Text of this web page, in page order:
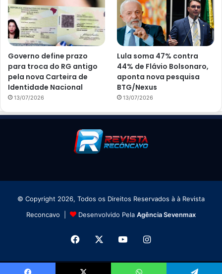
Governo define prazo
para troca do RG antigo
pela nova Carteira de
Identidade Nacional
13/07/2026
Lula soma 47% contra
44% de Flávio Bolsonaro,
aponta nova pesquisa
BTG/Nexus
13/07/2026
© Copyright 2026, Todos os Direitos Reservados à à Revista
Reconcavo |
Desenvolvido Pela Agência Sevenmax
Facebook YouTubeInstagram